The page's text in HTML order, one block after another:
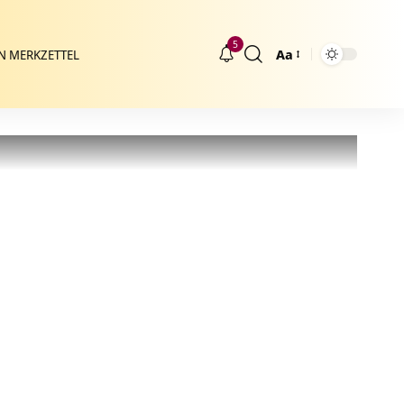
MERKZETTEL
5
Größenänderung
Aa